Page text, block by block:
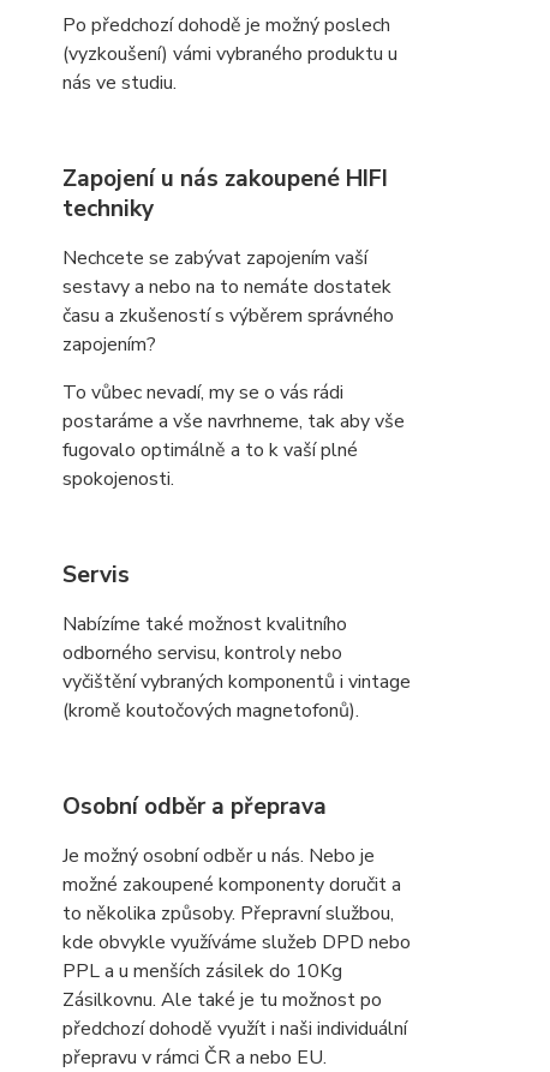
Po předchozí dohodě je možný poslech
(vyzkoušení) vámi vybraného produktu u
nás ve studiu.
Zapojení u nás zakoupené HIFI
techniky
Nechcete se zabývat zapojením vaší
sestavy a nebo na to nemáte dostatek
času a zkušeností s výběrem správného
zapojením?
To vůbec nevadí, my se o vás rádi
postaráme a vše navrhneme, tak aby vše
fugovalo optimálně a to k vaší plné
spokojenosti.
Servis
Nabízíme také možnost kvalitního
odborného servisu, kontroly nebo
vyčištění vybraných komponentů i vintage
(kromě koutočových magnetofonů).
Osobní odběr a přeprava
Je možný osobní odběr u nás. Nebo je
možné zakoupené komponenty doručit a
to několika způsoby. Přepravní službou,
kde obvykle využíváme služeb DPD nebo
PPL a u menších zásilek do 10Kg
Zásilkovnu. Ale také je tu možnost po
předchozí dohodě využít i naši individuální
přepravu v rámci ČR a nebo EU.